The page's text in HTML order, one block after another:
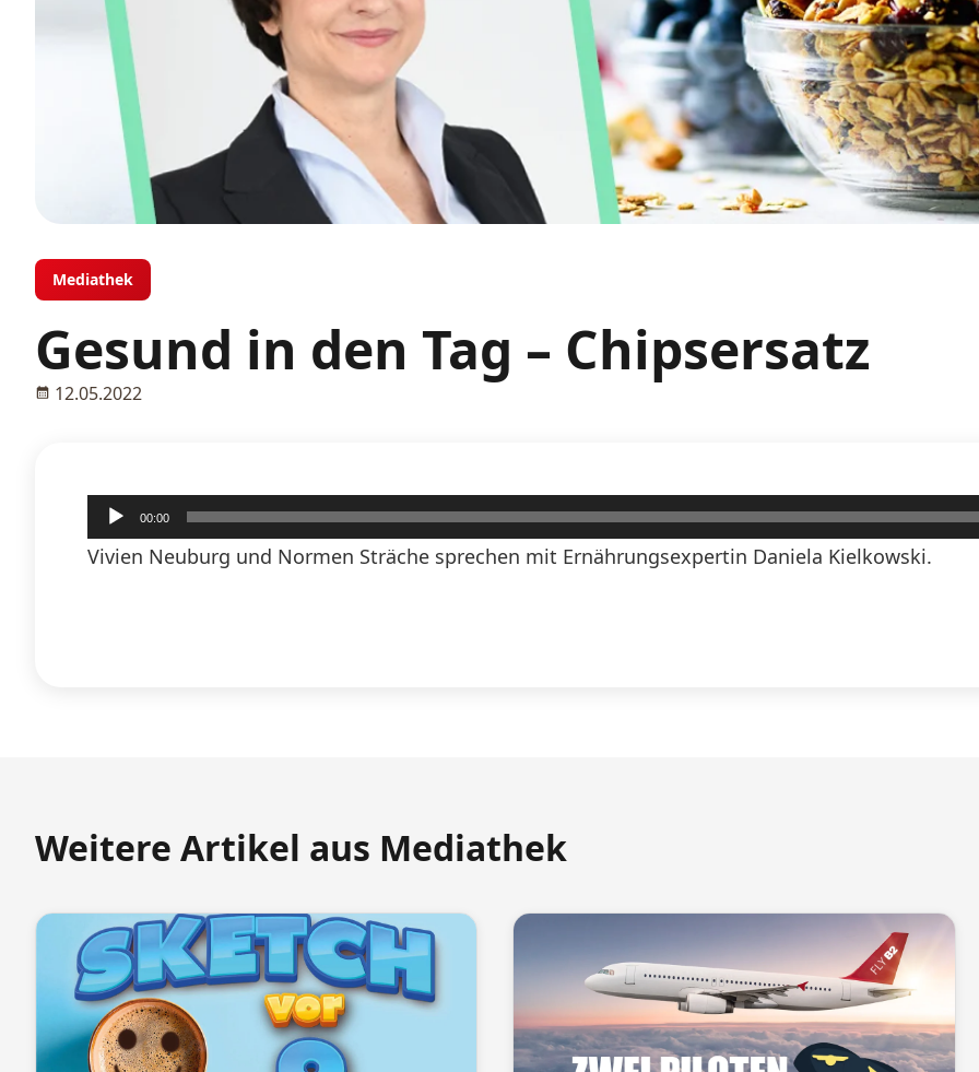
Mediathek
Gesund in den Tag – Chipsersatz
12.05.2022
Audio-
Player
00:00
Vivien Neuburg und Normen Sträche sprechen mit Ernährungsexpertin Daniela Kielkowski.
Weitere Artikel aus Mediathek